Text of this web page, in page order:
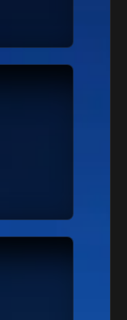
بر خلاف
کاملا
سرعت
لیارا از
پشتیبان